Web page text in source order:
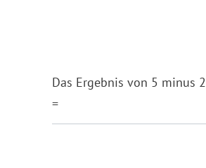
Das Ergebnis von 5 minus 2
=